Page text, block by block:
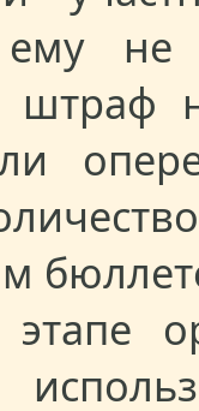
не
штраф